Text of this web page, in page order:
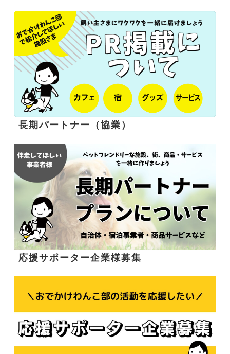
長期パートナー（協業）
応援サポーター企業様募集